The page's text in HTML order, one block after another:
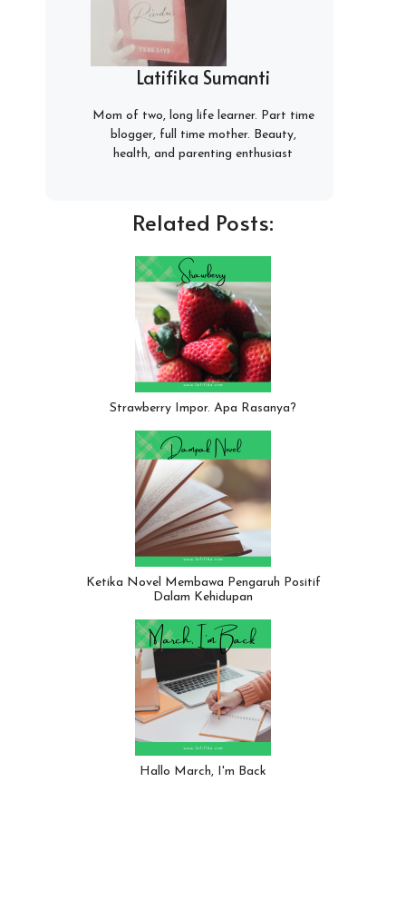
Latifika Sumanti
Mom of two, long life learner. Part time
blogger, full time mother. Beauty,
health, and parenting enthusiast
Related Posts:
Strawberry Impor. Apa Rasanya?
Ketika Novel Membawa Pengaruh Positif
Dalam Kehidupan
Hallo March, I'm Back